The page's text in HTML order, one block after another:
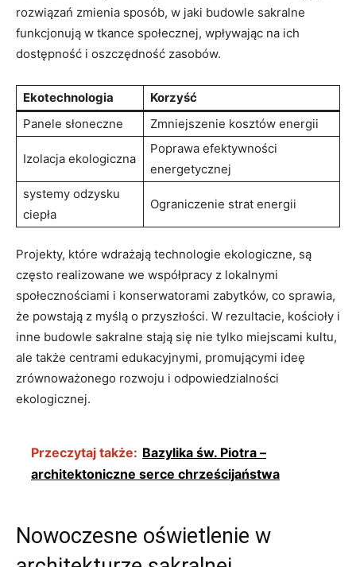
rozwiązań⁣ zmienia sposób, w jaki budowle sakralne
funkcjonują ​w tkance⁣ społecznej, wpływając na ich
dostępność i oszczędność zasobów.
Ekotechnologia
Korzyść
Panele słoneczne
Zmniejszenie kosztów energii
Izolacja ekologiczna
Poprawa ​efektywności
energetycznej
systemy odzysku
ciepła
Ograniczenie strat energii
Projekty, które wdrażają technologie ekologiczne, są‌
często realizowane we współpracy z⁤ lokalnymi ​
społecznościami‌ i konserwatorami ⁤zabytków, co sprawia,⁢
że ‍powstają z myślą o⁢ przyszłości. W rezultacie, kościoły i‌
inne budowle sakralne stają się nie tylko miejscami kultu,
ale także centrami edukacyjnymi, promującymi⁢ ideę
zrównoważonego rozwoju‍ i odpowiedzialności
ekologicznej.
Przeczytaj także: Bazylika św. Piotra –
architektoniczne serce chrześcijaństwa
Nowoczesne oświetlenie w